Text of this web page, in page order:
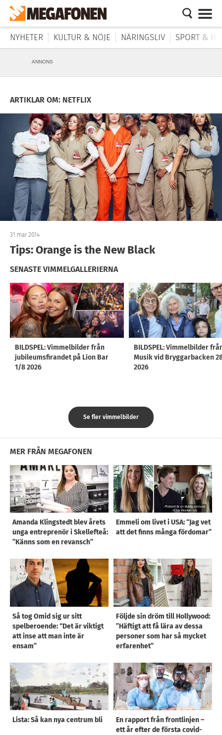
NYHETER KULTUR & NÖJE NÄRINGSLIV SPORT &
ANNONS
ARTIKLAR OM: NETFLIX
31 mar 2014
Tips: Orange is the New Black
SENASTE VIMMELGALLERIERNA
BILDSPEL: Vimmelbilder från
jubileumsfirandet på Lion Bar
1/8 2026
BILDSPEL: Vimmelbilder
Musik vid Bryggarbacken
2026
Se fler vimmelbilder
MER FRÅN MEGAFONEN
Amanda Klingstedt blev årets
unga entreprenör i Skellefteå:
”Känns som en revansch”
Emmeli om livet i USA: “Jag vet
att det finns många fördomar”
Så tog Omid sig ur sitt
spelberoende: “Det är viktigt
att inse att man inte är
ensam”
Följde sin dröm till Hollywood:
”Häftigt att få lära av dessa
personer som har så mycket
erfarenhet”
Lista: Så kan nya centrum bli
En rapport från frontlinjen –
ett år efter de första covid-